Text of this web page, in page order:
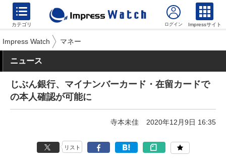
カテゴリ Impressサイト
Impress Watch マネー
ニュース
じぶん銀行、マイナンバーカード・在留カードで
の本人確認が可能に
寺本未佳 2020年12月9日 16:35
リスト